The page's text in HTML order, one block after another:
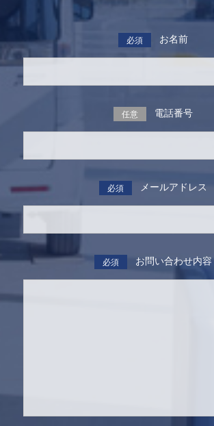
必須 お名前
任意 電話番号
必須 メールアドレス
必須 お問い合わせ内容